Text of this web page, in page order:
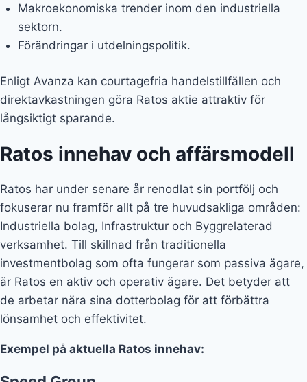
Makroekonomiska trender inom den industriella
sektorn.
Förändringar i utdelningspolitik.
Enligt Avanza kan courtagefria handelstillfällen och
direktavkastningen göra Ratos aktie attraktiv för
långsiktigt sparande.
Ratos innehav och affärsmodell
Ratos har under senare år renodlat sin portfölj och
fokuserar nu framför allt på tre huvudsakliga områden:
Industriella bolag, Infrastruktur och Byggrelaterad
verksamhet. Till skillnad från traditionella
investmentbolag som ofta fungerar som passiva ägare,
är Ratos en aktiv och operativ ägare. Det betyder att
de arbetar nära sina dotterbolag för att förbättra
lönsamhet och effektivitet.
Exempel på aktuella Ratos innehav: